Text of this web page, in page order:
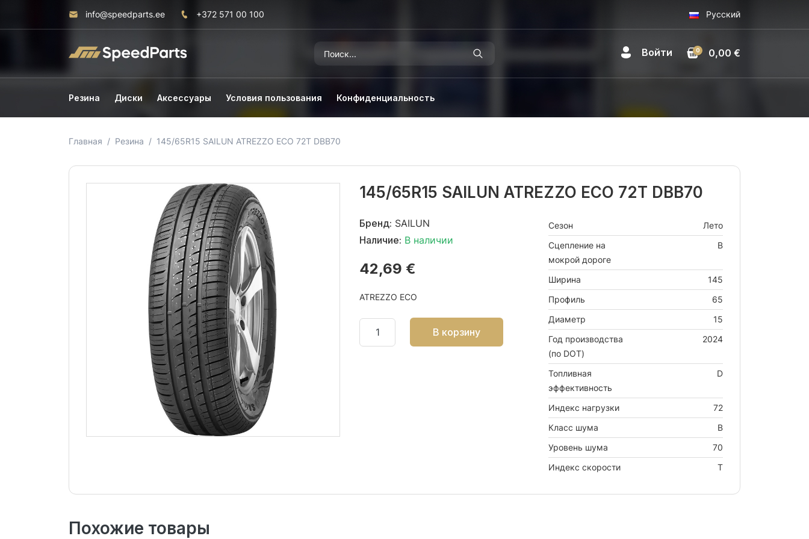
info@speedparts.ee +372 571 00 100 Русский
Войти 0,00 €
0
Резина Диски Аксессуары Условия пользования Конфиденциальность
Главная Резина 145/65R15 SAILUN ATREZZO ECO 72T DBB70
145/65R15 SAILUN ATREZZO ECO 72T DBB70
Бренд: SAILUN
Наличие: В наличии
42,69 €
ATREZZO ECO
В корзину
Сезон
Лето
Сцепление на
мокрой дороге
B
Ширина
145
Профиль
65
Диаметр
15
Год производства
(по DOT)
2024
Топливная
эффективность
D
Индекс нагрузки
72
Класс шума
B
Уровень шума
70
Индекс скорости
T
Похожие товары